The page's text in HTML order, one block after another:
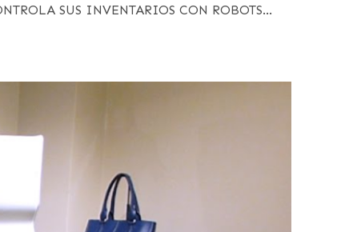
SUS INVENTARIOS CON ROBOTS…